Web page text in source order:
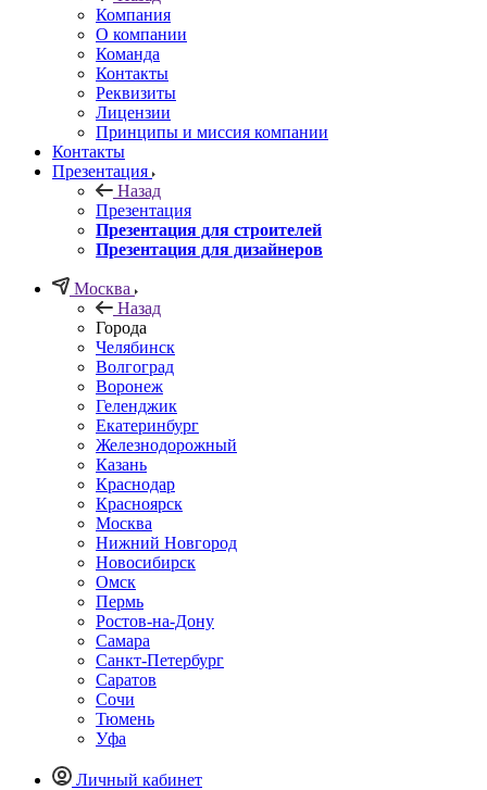
Компания
О компании
Команда
Контакты
Реквизиты
Лицензии
Принципы и миссия компании
Контакты
Презентация
Назад
Презентация
Презентация для строителей
Презентация для дизайнеров
Москва
Назад
Города
Челябинск
Волгоград
Воронеж
Геленджик
Екатеринбург
Железнодорожный
Казань
Краснодар
Красноярск
Москва
Нижний Новгород
Новосибирск
Омск
Пермь
Ростов-на-Дону
Самара
Санкт-Петербург
Саратов
Сочи
Тюмень
Уфа
Личный кабинет